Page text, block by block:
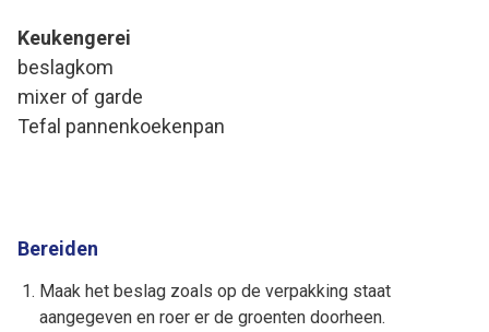
Keukengerei
beslagkom
mixer of garde
Tefal pannenkoekenpan
Bereiden
Maak het beslag zoals op de verpakking staat
aangegeven en roer er de groenten doorheen.